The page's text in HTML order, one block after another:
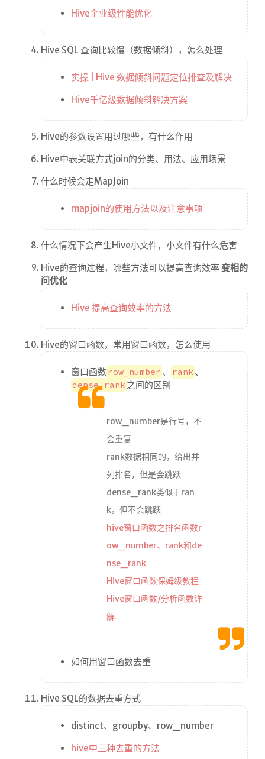
Hive企业级性能优化
Hive SQL 查询比较慢（数据倾斜），怎么处理
实操 | Hive 数据倾斜问题定位排查及解决
Hive千亿级数据倾斜解决方案
Hive的参数设置用过哪些，有什么作用
Hive中表关联方式join的分类、用法、应用场景
什么时候会走MapJoin
mapjoin的使用方法以及注意事项
什么情况下会产生Hive小文件，小文件有什么危害
Hive的查询过程，哪些方法可以提高查询效率 变相的
问优化
Hive 提高查询效率的方法
Hive的窗口函数，常用窗口函数，怎么使用
窗口函数row_number 、 rank 、
dense_rank 之间的区别
row_number是行号，不
会重复
rank数据相同的，给出并
列排名，但是会跳跃
dense_rank类似于ran
k，但不会跳跃
hive窗口函数之排名函数r
ow_number、rank和de
nse_rank
Hive窗口函数保姆级教程
Hive窗口函数/分析函数详
解
如何用窗口函数去重
Hive SQL的数据去重方式
distinct、groupby、row_number
hive中三种去重的方法